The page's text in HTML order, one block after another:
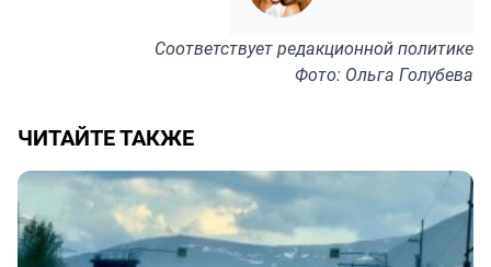
Соответствуетредакционной политике
Фото: Ольга Голубева
ЧИТАЙТЕ ТАКЖЕ